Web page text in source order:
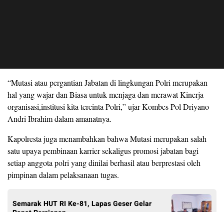
“Mutasi atau pergantian Jabatan di lingkungan Polri merupakan
hal yang wajar dan Biasa untuk menjaga dan merawat Kinerja
organisasi,institusi kita tercinta Polri,” ujar Kombes Pol Driyano
Andri Ibrahim dalam amanatnya.
Kapolresta juga menambahkan bahwa Mutasi merupakan salah
satu upaya pembinaan karrier sekaligus promosi jabatan bagi
setiap anggota polri yang dinilai berhasil atau berprestasi oleh
pimpinan dalam pelaksanaan tugas.
Semarak HUT RI Ke-81, Lapas Geser Gelar